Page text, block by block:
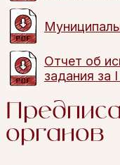
Отчет об
задания за
органов